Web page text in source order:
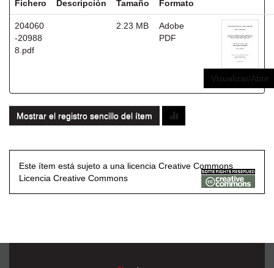
Fichero Descripción Tamaño Formato
204060
-20988
8.pdf
2.23 MB
Adobe
PDF
Visualizar/Abrir
Mostrar el registro sencillo del ítem
Este ítem está sujeto a una licencia Creative Commons
Licencia Creative Commons